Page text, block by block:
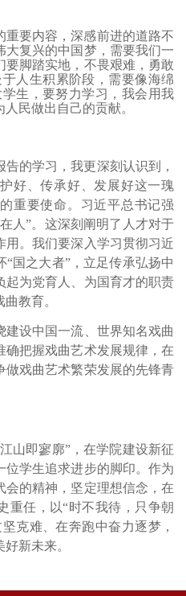
重要内容，深感前进的道路不
大复兴的中国梦， 需要我们一
要脚踏实地，不畏艰难，勇敢
于人生积累阶段，需要像海绵
生，要努力学习， 我会用我
民做出自己的贡献。
告的学习 ，我更深刻认识到
，
好、传承好、发展好这一瑰
重要使命。习近平总书记强
人”。这深刻阐明了人才对于
用。我们要深入学习贯彻习近
国之大者”，立足传承弘扬中
起为党育人、为国育才的职责
教育。
设中国一流、世界知名戏曲
把握戏曲艺术发展规律，在
做戏曲艺术繁荣发展的先锋青
山即寥廓”，在学院建设新征
学生追求进步的脚印。作为
会的精神 ，坚定理想信念，在
重任，以“时不我待，只争朝
克难、在奔跑中奋力逐梦，
新未来。